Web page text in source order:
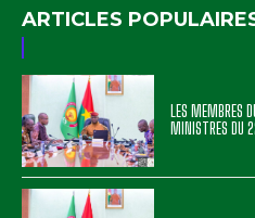
ARTICLES
LES MEMBRES
MINISTRES DU